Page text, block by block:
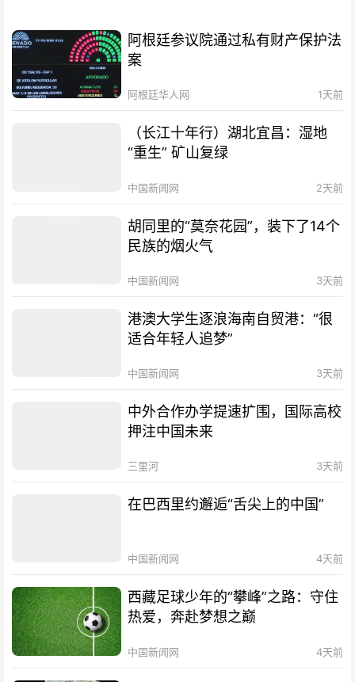
阿根廷参议院通过私有财产保护法
案
阿根廷华人网 1天前
（长江十年行）湖北宜昌：湿地
“重生” 矿山复绿
中国新闻网 2天前
胡同里的“莫奈花园”，装下了14个
民族的烟火气
中国新闻网 3天前
港澳大学生逐浪海南自贸港：“很
适合年轻人追梦”
中国新闻网 3天前
中外合作办学提速扩围，国际高校
押注中国未来
三里河 3天前
在巴西里约邂逅“舌尖上的中国”
中国新闻网 4天前
西藏足球少年的“攀峰”之路：守住
热爱，奔赴梦想之巅
中国新闻网 4天前